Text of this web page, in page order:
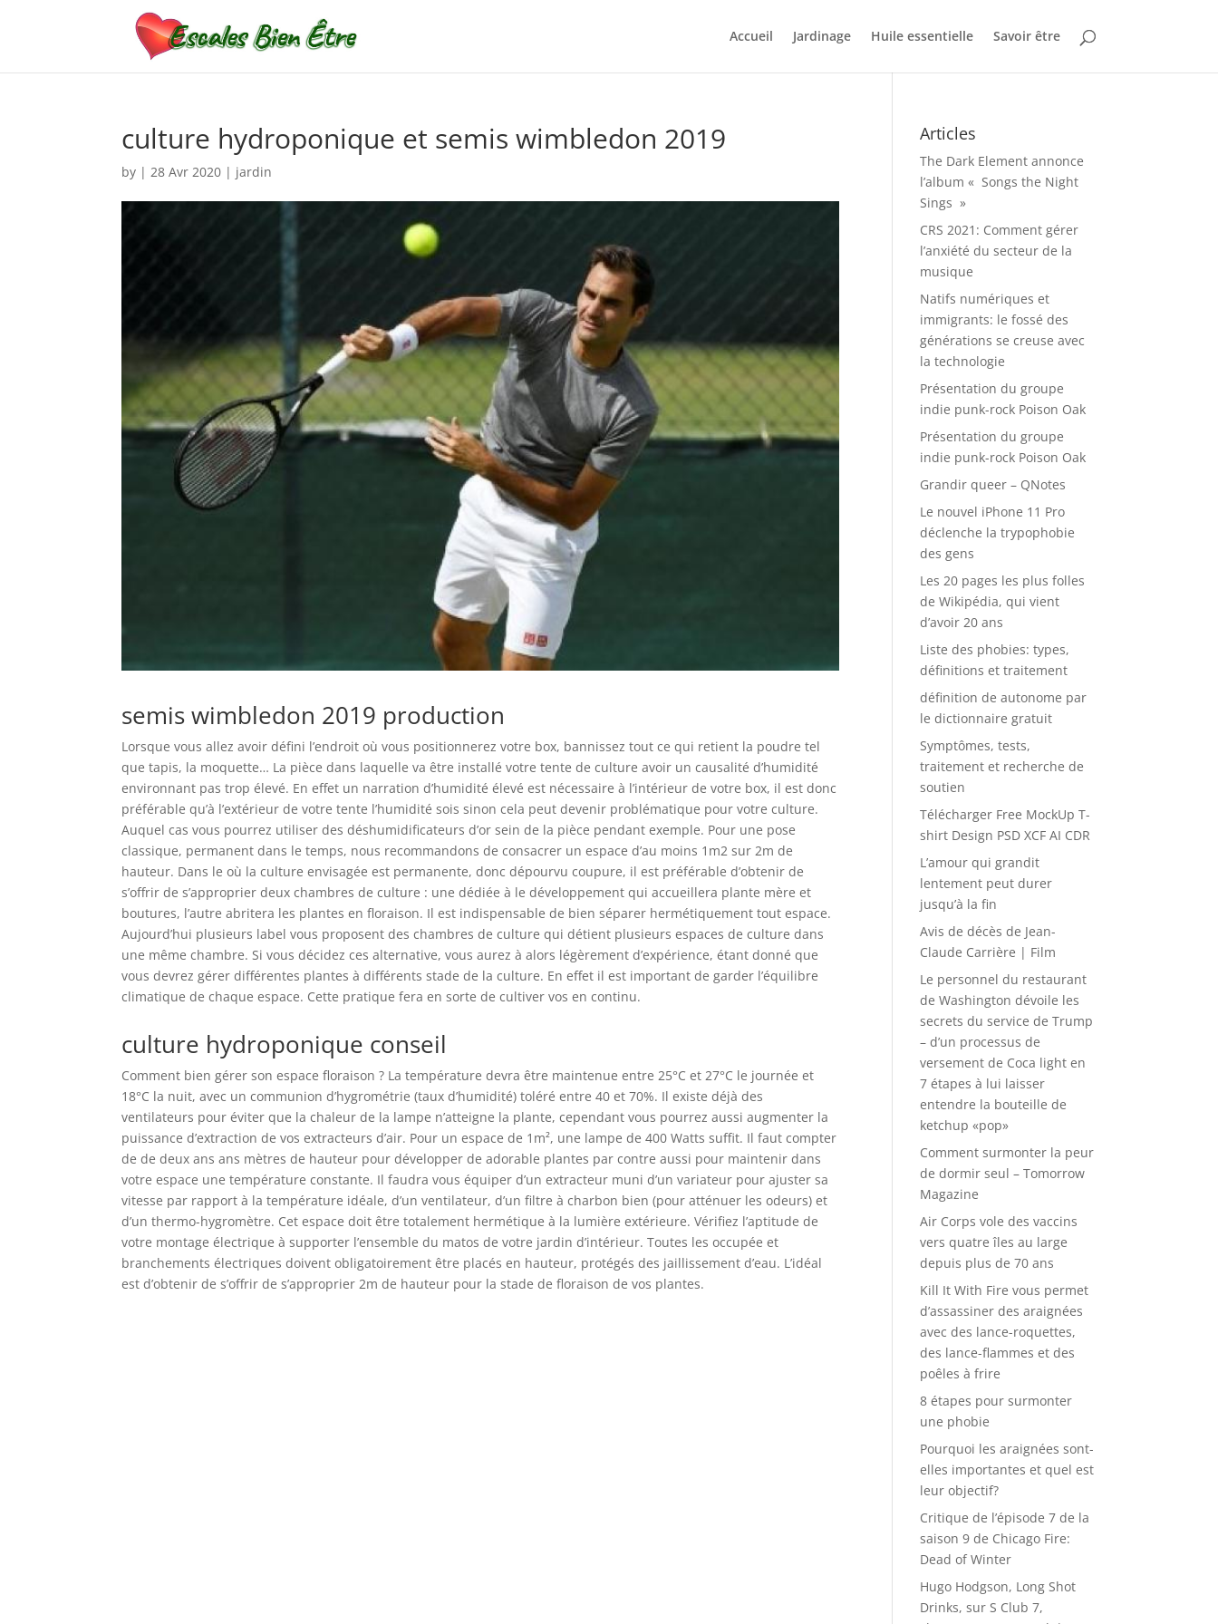
Accueil Jardinage Huile essentielle Savoir être
culture hydroponique et semis wimbledon 2019
by |28 Avr 2020 | jardin
semis wimbledon 2019 production
Lorsque vous allez avoir défini l’endroit où vous positionnerez votre box, bannissez tout ce qui retient la poudre tel
que tapis, la moquette… La pièce dans laquelle va être installé votre tente de culture avoir un causalité d’humidité
environnant pas trop élevé. En effet un narration d’humidité élevé est nécessaire à l’intérieur de votre box, il est donc
préférable qu’à l’extérieur de votre tente l’humidité sois sinon cela peut devenir problématique pour votre culture.
Auquel cas vous pourrez utiliser des déshumidificateurs d’or sein de la pièce pendant exemple. Pour une pose
classique, permanent dans le temps, nous recommandons de consacrer un espace d’au moins 1m2 sur 2m de
hauteur. Dans le où la culture envisagée est permanente, donc dépourvu coupure, il est préférable d’obtenir de
s’offrir de s’approprier deux chambres de culture : une dédiée à le développement qui accueillera plante mère et
boutures, l’autre abritera les plantes en floraison. Il est indispensable de bien séparer hermétiquement tout espace.
Aujourd’hui plusieurs label vous proposent des chambres de culture qui détient plusieurs espaces de culture dans
une même chambre. Si vous décidez ces alternative, vous aurez à alors légèrement d’expérience, étant donné que
vous devrez gérer différentes plantes à différents stade de la culture. En effet il est important de garder l’équilibre
climatique de chaque espace. Cette pratique fera en sorte de cultiver vos en continu.
culture hydroponique conseil
Comment bien gérer son espace floraison ? La température devra être maintenue entre 25°C et 27°C le journée et
18°C la nuit, avec un communion d’hygrométrie (taux d’humidité) toléré entre 40 et 70%. Il existe déjà des
ventilateurs pour éviter que la chaleur de la lampe n’atteigne la plante, cependant vous pourrez aussi augmenter la
puissance d’extraction de vos extracteurs d’air. Pour un espace de 1m², une lampe de 400 Watts suffit. Il faut compter
de de deux ans ans mètres de hauteur pour développer de adorable plantes par contre aussi pour maintenir dans
votre espace une température constante. Il faudra vous équiper d’un extracteur muni d’un variateur pour ajuster sa
vitesse par rapport à la température idéale, d’un ventilateur, d’un filtre à charbon bien (pour atténuer les odeurs) et
d’un thermo-hygromètre. Cet espace doit être totalement hermétique à la lumière extérieure. Vérifiez l’aptitude de
votre montage électrique à supporter l’ensemble du matos de votre jardin d’intérieur. Toutes les occupée et
branchements électriques doivent obligatoirement être placés en hauteur, protégés des jaillissement d’eau. L’idéal
est d’obtenir de s’offrir de s’approprier 2m de hauteur pour la stade de floraison de vos plantes.
Articles
The Dark Element annonce
l’album « Songs the Night
Sings »
CRS 2021: Comment gérer
l’anxiété du secteur de la
musique
Natifs numériques et
immigrants: le fossé des
générations se creuse avec
la technologie
Présentation du groupe
indie punk-rock Poison Oak
Présentation du groupe
indie punk-rock Poison Oak
Grandir queer – QNotes
Le nouvel iPhone 11 Pro
déclenche la trypophobie
des gens
Les 20 pages les plus folles
de Wikipédia, qui vient
d’avoir 20 ans
Liste des phobies: types,
définitions et traitement
définition de autonome par
le dictionnaire gratuit
Symptômes, tests,
traitement et recherche de
soutien
Télécharger Free MockUp T-
shirt Design PSD XCF AI CDR
L’amour qui grandit
lentement peut durer
jusqu’à la fin
Avis de décès de Jean-
Claude Carrière | Film
Le personnel du restaurant
de Washington dévoile les
secrets du service de Trump
– d’un processus de
versement de Coca light en
7 étapes à lui laisser
entendre la bouteille de
ketchup «pop»
Comment surmonter la peur
de dormir seul – Tomorrow
Magazine
Air Corps vole des vaccins
vers quatre îles au large
depuis plus de 70 ans
Kill It With Fire vous permet
d’assassiner des araignées
avec des lance-roquettes,
des lance-flammes et des
poêles à frire
8 étapes pour surmonter
une phobie
Pourquoi les araignées sont-
elles importantes et quel est
leur objectif?
Critique de l’épisode 7 de la
saison 9 de Chicago Fire:
Dead of Winter
Hugo Hodgson, Long Shot
Drinks, sur S Club 7,